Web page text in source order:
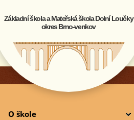
Základní škola a Mateřská škola Dolní Loučky
okres Brno-venkov
O škole